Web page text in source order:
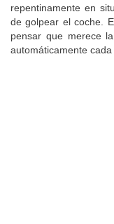
repentinamente en
de golpear el coche.
pensar que merece
automáticamente